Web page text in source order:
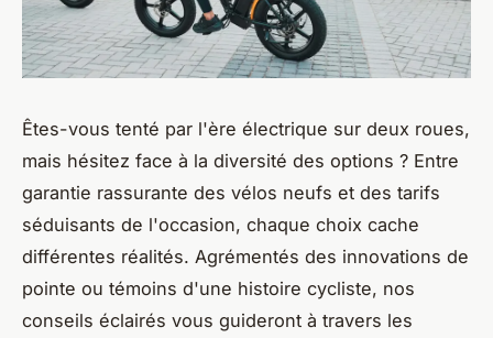
Êtes-vous tenté par l'ère électrique sur deux roues,
mais hésitez face à la diversité des options ? Entre
garantie rassurante des vélos neufs et des tarifs
séduisants de l'occasion, chaque choix cache
différentes réalités. Agrémentés des innovations de
pointe ou témoins d'une histoire cycliste, nos
conseils éclairés vous guideront à travers les